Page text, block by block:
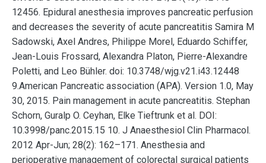
12456. Epidural anesthesia improves pancreatic perfusion
and decreases the severity of acute pancreatitis Samira M
Sadowski, Axel Andres, Philippe Morel, Eduardo Schiffer,
Jean-Louis Frossard, Alexandra Platon, Pierre-Alexandre
Poletti, and Leo Bühler. doi: 10.3748/wjg.v21.i43.12448
9.American Pancreatic association (APA). Version 1.0, May
30, 2015. Pain management in acute pancreatitis. Stephan
Schorn, Guralp O. Ceyhan, Elke Tieftrunk et al. DOI:
10.3998/panc.2015.15 10. J Anaesthesiol Clin Pharmacol.
2012 Apr-Jun; 28(2): 162–171. Anesthesia and
perioperative management of colorectal surgical patients